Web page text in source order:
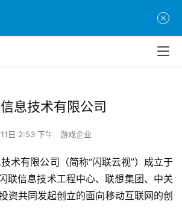
息技术有限公司
日 2:53 下午 游戏企业
联信息技术工程中心、联想集团、中关
资共同发起创立的面向移动互联网的创